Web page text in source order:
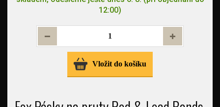
12:00)
Vložit do košíku